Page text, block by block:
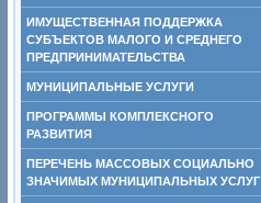
ИМУЩЕСТВЕННАЯ ПОДДЕРЖКА
СУБЪЕКТОВ МАЛОГО И СРЕДНЕГО
ПРЕДПРИНИМАТЕЛЬСТВА
МУНИЦИПАЛЬНЫЕ УСЛУГИ
ПРОГРАММЫ КОМПЛЕКСНОГО
РАЗВИТИЯ
ПЕРЕЧЕНЬ МАССОВЫХ СОЦИАЛЬНО
ЗНАЧИМЫХ МУНИЦИПАЛЬНЫХ УСЛУГ